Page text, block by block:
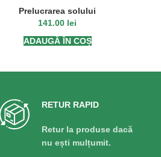
Prelucrarea solului
141.00 lei
ADAUGĂ ÎN COȘ
RETUR RAPID
Retur la produse dacă
nu ești mulțumit.